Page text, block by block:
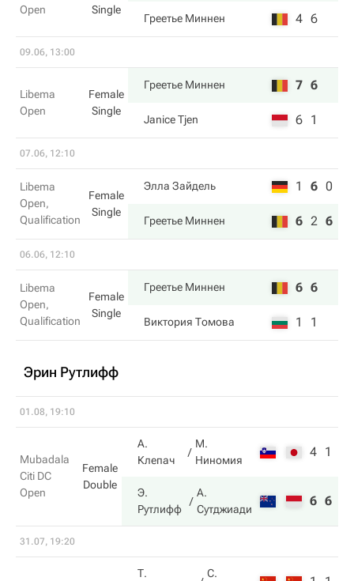
Open
Single
Греетье Миннен 4 6
09.06, 13:00
Libema
Open
Female
Single
Греетье Миннен 7 6
Janice Tjen 6 1
07.06, 12:10
Libema
Open,
Qualification
Female
Single
Элла Зайдель 1 6 0
Греетье Миннен 6 2 6
06.06, 12:10
Libema
Open,
Qualification
Female
Single
Греетье Миннен 6 6
Виктория Томова 1 1
Эрин Рутлифф
01.08, 19:10
Mubadala
Citi DC
Open
Female
Double
А.
Клепач
М.
Ниномия
4 1
Э.
Рутлифф
А.
Сутджиади
6 6
31.07, 19:20
Т.
С.